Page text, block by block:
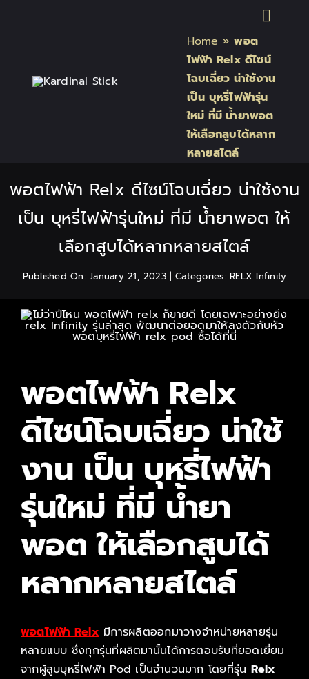
หน้าแรก
สินค้า Kardinal Stick
สินค้า Relx
สินค้า INFY
สินค้า บุหรี่ไฟฟ้า แบรน
บทความบุหรี่ไฟฟ้า
ติดต่อเรา
Home »พอต
ไฟฟ้า Relx ดีไซน์
โฉบเฉี่ยว น่าใช้งาน
เป็น บุหรี่ไฟฟ้ารุ่น
ใหม่ ที่มี น้ำยาพอต
ให้เลือกสูบได้หลาก
หลายสไตล์
พอตไฟฟ้า Relx ดีไซน์โฉบเฉี่ยว น่าใช้งาน
เป็น บุหรี่ไฟฟ้ารุ่นใหม่ ที่มี น้ำยาพอต ให้
เลือกสูบได้หลากหลายสไตล์
Published On: January 21, 2023 Categories:RELX Infinity
พอตไฟฟ้า Relx
ดีไซน์โฉบเฉี่ยว น่าใช้
งาน เป็น บุหรี่ไฟฟ้า
รุ่นใหม่ ที่มี น้ำยา
พอต ให้เลือกสูบได้
หลากหลายสไตล์
พอตไฟฟ้า Relxมีการผลิตออกมาวางจำหน่ายหลายรุ่น
หลายแบบ ซึ่งทุกรุ่นที่ผลิตมานั้นได้การตอบรับที่ยอดเยี่ยม
จากผู้สูบบุหรี่ไฟฟ้า Pod เป็นจำนวนมาก โดยที่รุ่น Relx